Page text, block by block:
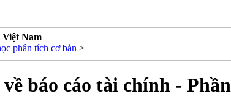
Nam
phân tích cơ bản >
báo cáo tài chính -